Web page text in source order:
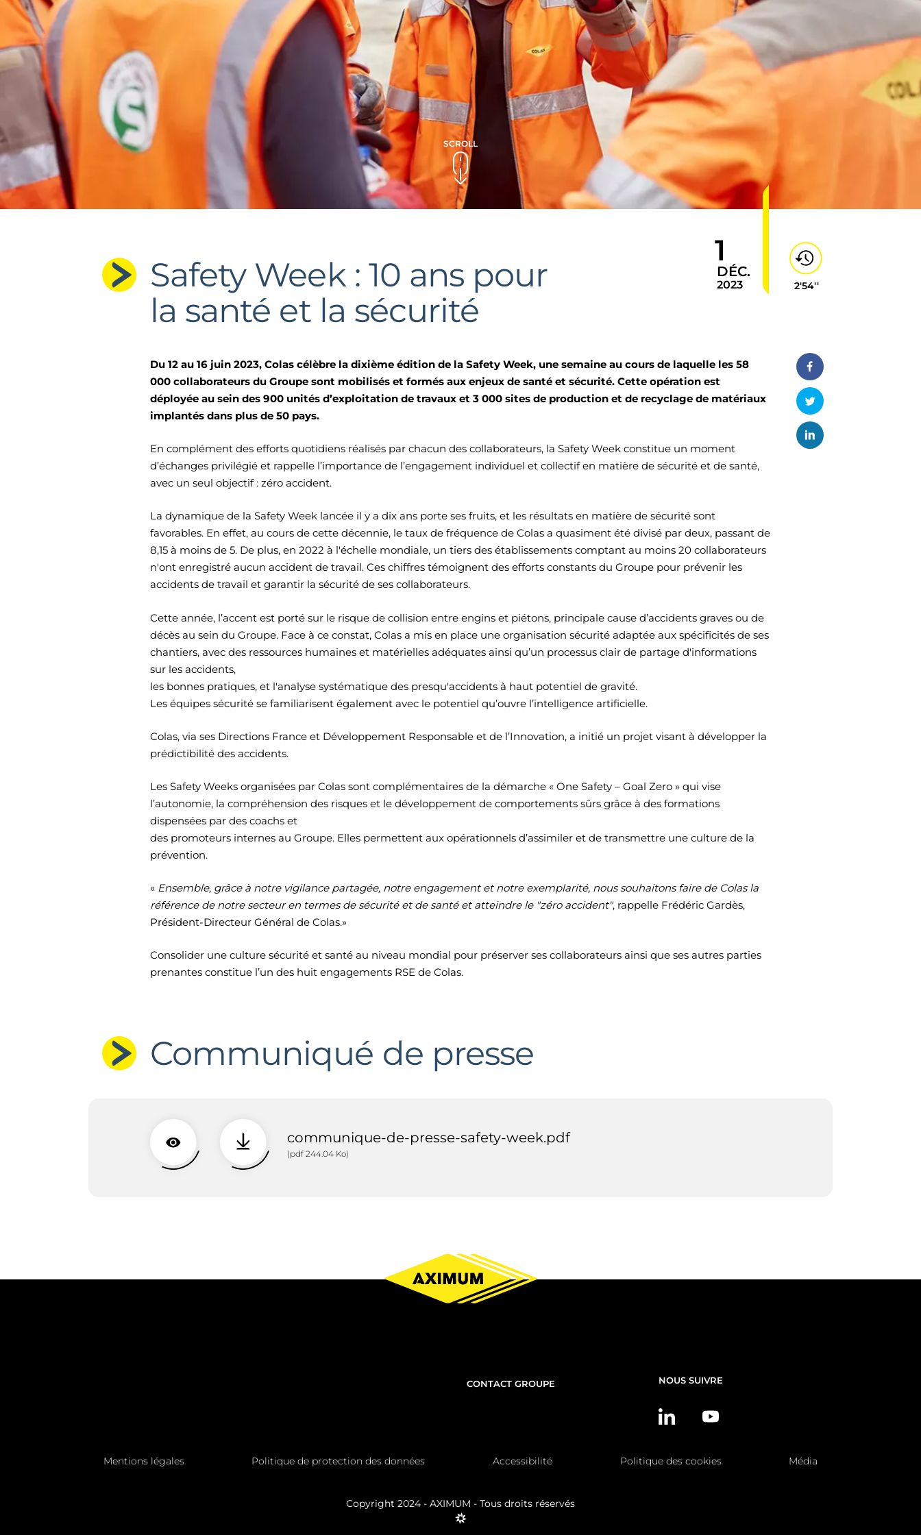
SCROLL
1
DÉC.
2023 2'54''
Safety Week : 10 ans pour
la santé et la sécurité
Du 12 au 16 juin 2023, Colas célèbre la dixième édition de la Safety Week, une semaine au cours de laquelle les 58
000 collaborateurs du Groupe sont mobilisés et formés aux enjeux de santé et sécurité. Cette opération est
déployée au sein des 900 unités d’exploitation de travaux et 3 000 sites de production et de recyclage de matériaux
implantés dans plus de 50 pays.
En complément des efforts quotidiens réalisés par chacun des collaborateurs, la Safety Week constitue un moment
d’échanges privilégié et rappelle l’importance de l’engagement individuel et collectif en matière de sécurité et de santé,
avec un seul objectif : zéro accident.
La dynamique de la Safety Week lancée il y a dix ans porte ses fruits, et les résultats en matière de sécurité sont
favorables. En effet, au cours de cette décennie, le taux de fréquence de Colas a quasiment été divisé par deux, passant de
8,15 à moins de 5. De plus, en 2022 à l'échelle mondiale, un tiers des établissements comptant au moins 20 collaborateurs
n'ont enregistré aucun accident de travail. Ces chiffres témoignent des efforts constants du Groupe pour prévenir les
accidents de travail et garantir la sécurité de ses collaborateurs.
Cette année, l’accent est porté sur le risque de collision entre engins et piétons, principale cause d’accidents graves ou de
décès au sein du Groupe. Face à ce constat, Colas a mis en place une organisation sécurité adaptée aux spécificités de ses
chantiers, avec des ressources humaines et matérielles adéquates ainsi qu’un processus clair de partage d'informations
sur les accidents,
les bonnes pratiques, et l'analyse systématique des presqu'accidents à haut potentiel de gravité.
Les équipes sécurité se familiarisent également avec le potentiel qu’ouvre l’intelligence artificielle.
Colas, via ses Directions France et Développement Responsable et de l’Innovation, a initié un projet visant à développer la
prédictibilité des accidents.
Les Safety Weeks organisées par Colas sont complémentaires de la démarche « One Safety – Goal Zero » qui vise
l’autonomie, la compréhension des risques et le développement de comportements sûrs grâce à des formations
dispensées par des coachs et
des promoteurs internes au Groupe. Elles permettent aux opérationnels d’assimiler et de transmettre une culture de la
prévention.
« Ensemble, grâce à notre vigilance partagée, notre engagement et notre exemplarité, nous souhaitons faire de Colas la
référence de notre secteur en termes de sécurité et de santé et atteindre le "zéro accident", rappelle Frédéric Gardès,
Président-Directeur Général de Colas.»
Consolider une culture sécurité et santé au niveau mondial pour préserver ses collaborateurs ainsi que ses autres parties
prenantes constitue l’un des huit engagements RSE de Colas.
Communiqué de presse
communique-de-presse-safety-week.pdf
(pdf 244.04 Ko)
NOUS
CONTACTER
CONTACT GROUPE NOUS SUIVRE
PiedMentions légales Politique de protection des données Accessibilité Politique des cookies Média
Copyright 2024 - AXIMUM - Tous droits réservés